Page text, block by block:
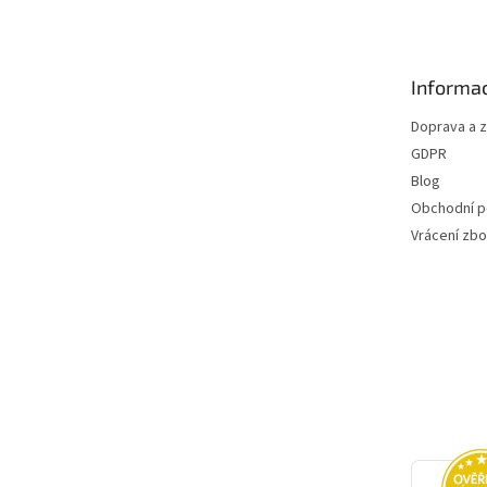
Doprava a
GDPR
Blog
Obchodní
Vrácení